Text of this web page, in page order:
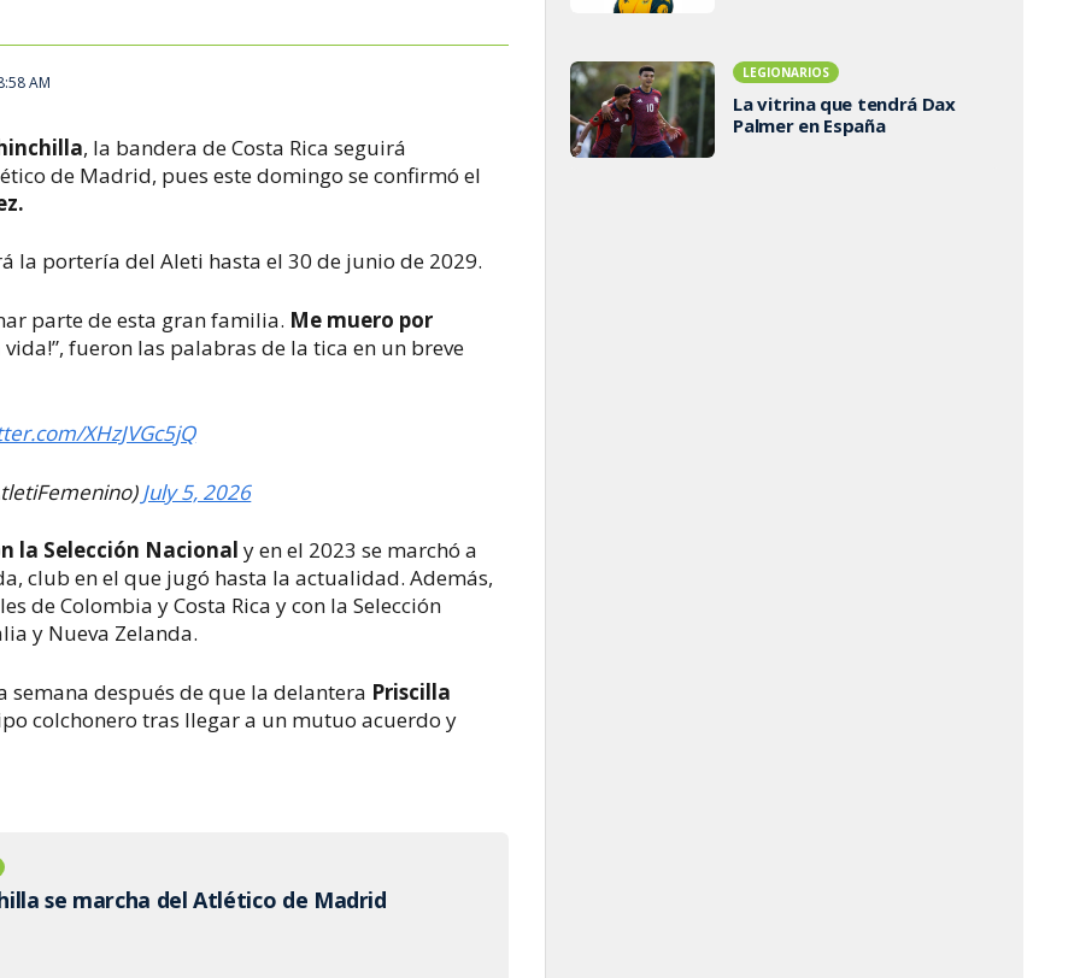
AM
, la bandera de Costa Rica seguirá
de Madrid, pues este domingo se confirmó el
la portería del Aleti hasta el 30 de junio de 2029.
parte de esta gran familia. Me muero por
vida!”, fueron las palabras de la tica en un breve
XHzJVGc5jQ
July 5, 2026
la Selección Nacional y en el 2023 se marchó a
club en el que jugó hasta la actualidad. Además,
de Colombia y Costa Rica y con la Selección
y Nueva Zelanda.
semana después de que la delantera Priscilla
colchonero tras llegar a un mutuo acuerdo y
se marcha del Atlético de Madrid
LEGIONARIOS
La vitrina que tendrá Dax
Palmer en España